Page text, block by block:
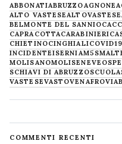
ABBONATIABRUZZOAGNONE
ALTO VASTESEALTOVASTESE
BELMONTE DEL SANNIO
CAPRACOTTACARABINIERI
CHIETINOCINGHIALI
INCIDENTEISERNIAM5S
MOLISANOMOLISENEVE
SCHIAVI DI ABRUZZOSCUOLA
VASTESEVASTOVENAFRO
COMMENTI RECENTI